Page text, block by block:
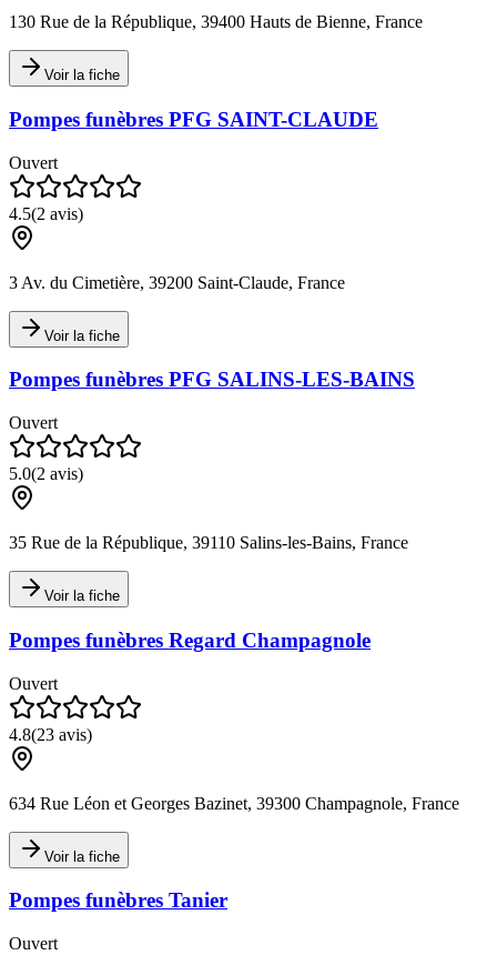
130 Rue de la République, 39400 Hauts de Bienne, France
Voir la fiche
Pompes funèbres PFG SAINT-CLAUDE
Ouvert
4.5(2 avis)
3 Av. du Cimetière, 39200 Saint-Claude, France
Voir la fiche
Pompes funèbres PFG SALINS-LES-BAINS
Ouvert
5.0(2 avis)
35 Rue de la République, 39110 Salins-les-Bains, France
Voir la fiche
Pompes funèbres Regard Champagnole
Ouvert
4.8(23 avis)
634 Rue Léon et Georges Bazinet, 39300 Champagnole, France
Voir la fiche
Pompes funèbres Tanier
Ouvert